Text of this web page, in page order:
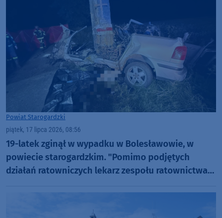
Powiat Starogardzki
piątek, 17 lipca 2026, 08:56
19-latek zginął w wypadku w Bolesławowie, w
powiecie starogardzkim. "Pomimo podjętych
działań ratowniczych lekarz zespołu ratownictwa